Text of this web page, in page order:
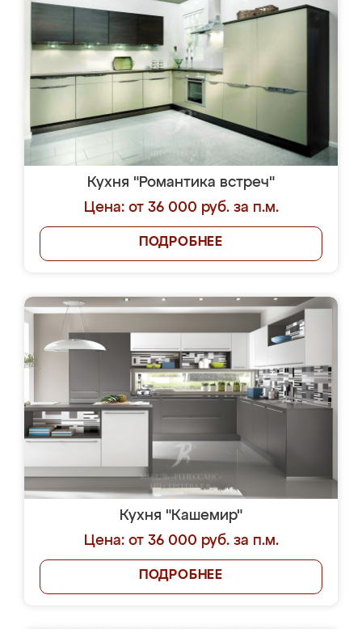
Кухня "Романтика встреч"
Цена: от 36 000 руб. за п.м.
ПОДРОБНЕЕ
Кухня "Кашемир"
Цена: от 36 000 руб. за п.м.
ПОДРОБНЕЕ